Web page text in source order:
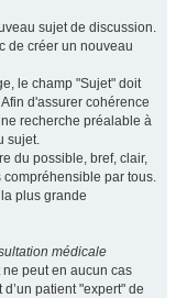
sujet de discussion.
de créer un nouveau
le champ "Sujet" doit
d'assurer cohérence
recherche préalable à
sujet.
du possible, bref, clair,
compréhensible par tous.
plus grande
médicale
ne peut en aucun cas
patient "expert" de